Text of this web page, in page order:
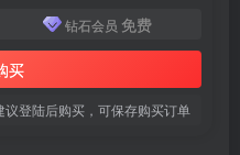
钻石会员 免费
买
议登陆后购买，可保存购买订单